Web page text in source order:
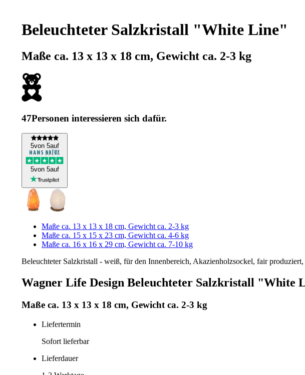
Beleuchteter Salzkristall "White Line"
Maße ca. 13 x 13 x 18 cm, Gewicht ca. 2-3 kg
47Personen interessieren sich dafür.
5von 5auf
5von 5auf
Maße ca. 13 x 13 x 18 cm, Gewicht ca. 2-3 kg
Maße ca. 15 x 15 x 23 cm, Gewicht ca. 4-6 kg
Maße ca. 16 x 16 x 29 cm, Gewicht ca. 7-10 kg
Beleuchteter Salzkristall - weiß, für den Innenbereich, Akazienholzsockel, fair
Wagner Life Design Beleuchteter Salzkristall "White
Maße ca. 13 x 13 x 18 cm, Gewicht ca. 2-3 kg
Liefertermin
Sofort lieferbar
Lieferdauer